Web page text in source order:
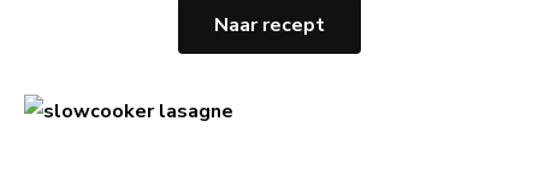
Naar recept